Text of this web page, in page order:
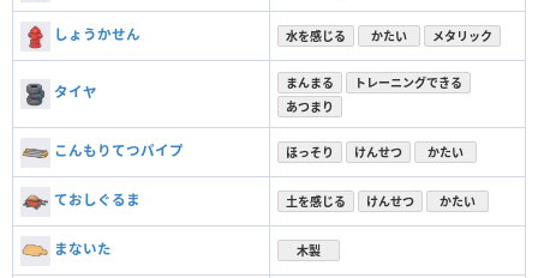
しょうかせん 水を感じる かたい メタリック
タイヤ
まんまる
トレーニングできる
あつまり
こんもりてつパイプ ほっそり けんせつ かたい
ておしぐるま 土を感じる けんせつ かたい
まないた 木製